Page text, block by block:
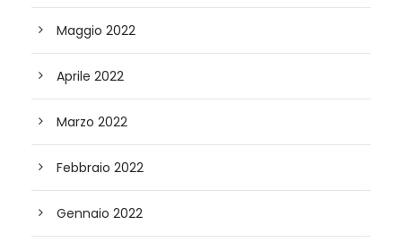
Maggio 2022
Aprile 2022
Marzo 2022
Febbraio 2022
Gennaio 2022